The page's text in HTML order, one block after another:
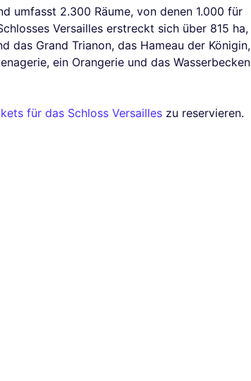
umfasst 2.300 Räume, von denen 1.000 für
Versailles erstreckt sich über 815 ha,
das Grand Trianon, das Hameau der Königin,
ein Orangerie und das Wasserbecken
für das Schloss Versailles zu reservieren.